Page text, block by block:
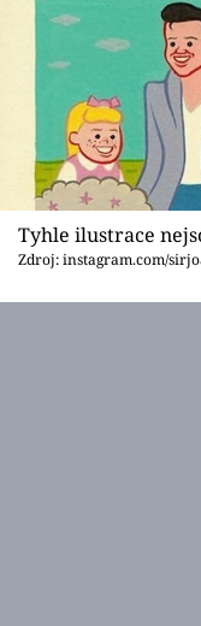
Tyhle ilustrace
Zdroj: instagram.com/